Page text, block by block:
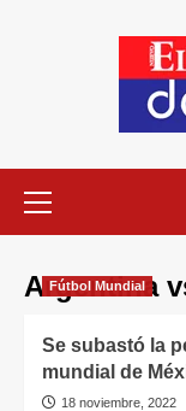
Argentina
Fútbol Mundial
Se subastó la
mundial de
18 noviembre, 2022